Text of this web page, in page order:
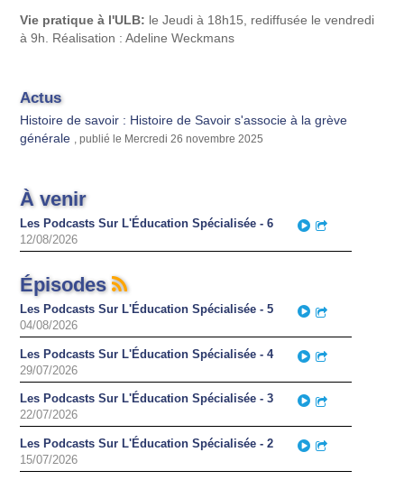
Vie pratique à l'ULB: le Jeudi à 18h15, rediffusée le vendredi
à 9h. Réalisation : Adeline Weckmans
Actus
Histoire de savoir : Histoire de Savoir s'associe à la grève
générale , publié le Mercredi 26 novembre 2025
À venir
Les Podcasts Sur L'Éducation Spécialisée - 6
12/08/2026
Play
Épisodes
Les Podcasts Sur L'Éducation Spécialisée - 5
04/08/2026
Play
Les Podcasts Sur L'Éducation Spécialisée - 4
29/07/2026
Play
Les Podcasts Sur L'Éducation Spécialisée - 3
22/07/2026
Play
Les Podcasts Sur L'Éducation Spécialisée - 2
15/07/2026
Play